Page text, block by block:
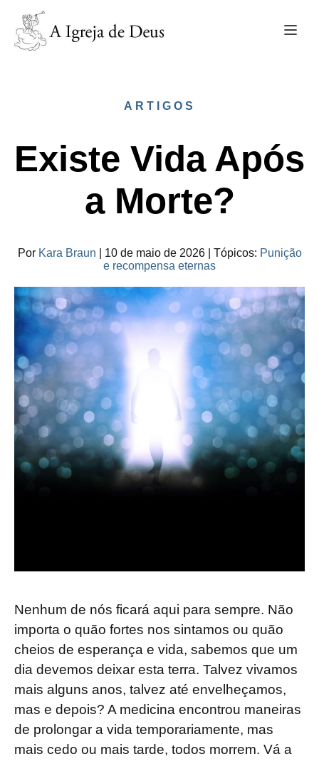
ARTIGOS
Existe Vida Após
a Morte?
Por Kara Braun 10 de maio de 2026| Tópicos: Punição
e recompensa eternas
Nenhum de nós ficará aqui para sempre. Não
importa o quão fortes nos sintamos ou quão
cheios de esperança e vida, sabemos que um
dia devemos deixar esta terra. Talvez vivamos
mais alguns anos, talvez até envelheçamos,
mas e depois? A medicina encontrou maneiras
de prolongar a vida temporariamente, mas
mais cedo ou mais tarde, todos morrem. Vá a